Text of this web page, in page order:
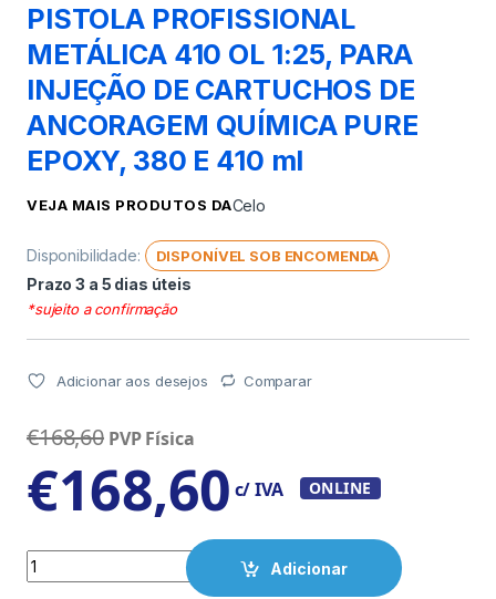
PISTOLA PROFISSIONAL
METÁLICA 410 OL 1:25, PARA
INJEÇÃO DE CARTUCHOS DE
ANCORAGEM QUÍMICA PURE
EPOXY, 380 E 410 ml
VEJA MAIS PRODUTOS DACelo
Disponibilidade: DISPONÍVEL SOB ENCOMENDA
Prazo 3 a 5 dias úteis
*sujeito a confirmação
Adicionar aos desejos Comparar
€168,60 PVP Física
€168,60 c/ IVA ONLINE
Quantity
Adicionar